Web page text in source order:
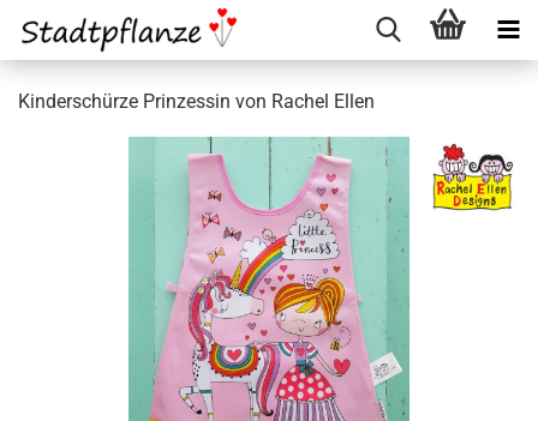
Kinderschürze Prinzessin von Rachel Ellen